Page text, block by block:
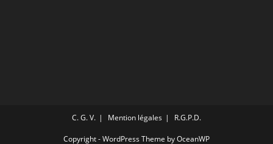
C. G. V. Mention légales R.G.P.D.
Copyright - WordPress Theme by OceanWP